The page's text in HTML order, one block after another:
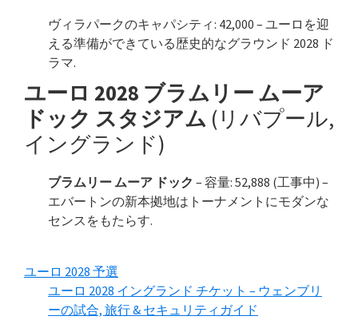
ヴィラパークのキャパシティ: 42,000 – ユーロを迎
える準備ができている歴史的なグラウンド 2028 ド
ラマ.
ユーロ 2028 ブラムリー ムーア
ドック スタジアム (リバプール,
イングランド)
ブラムリー ムーア ドック – 容量: 52,888 (工事中) –
エバートンの新本拠地はトーナメントにモダンな
センスをもたらす.
ユーロ 2028 予選
ユーロ 2028 イングランド チケット – ウェンブリ
ーの試合, 旅行 & セキュリティガイド